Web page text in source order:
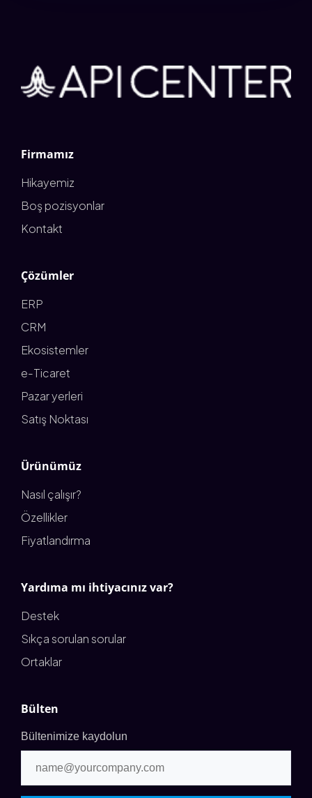
Firmamız
Hikayemiz
Boş pozisyonlar
Kontakt
Çözümler
ERP
CRM
Ekosistemler
e-Ticaret
Pazar yerleri
Satış Noktası
Ürünümüz
Nasıl çalışır?
Özellikler
Fiyatlandırma
Yardıma mı ihtiyacınız var?
Destek
Sıkça sorulan sorular
Ortaklar
Bülten
Bültenimize kaydolun